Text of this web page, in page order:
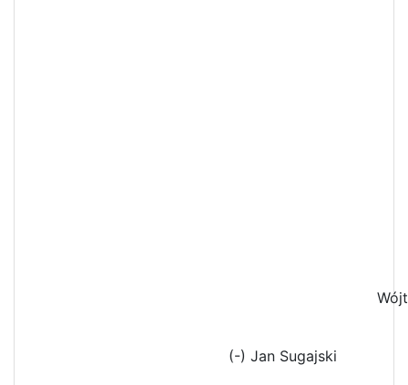
Wójt
(-) Jan Sugajski